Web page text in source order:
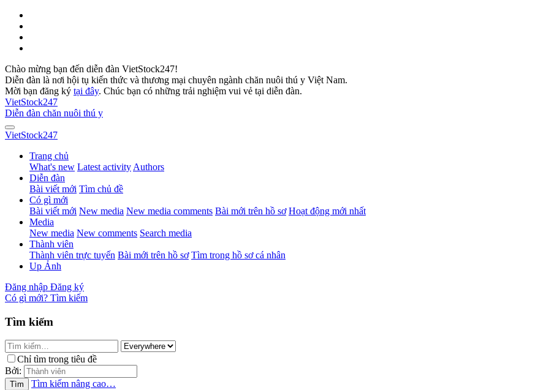
Chào mừng bạn đến diễn đàn VietStock247!
Diễn đàn là nơi hội tụ kiến thức và thương mại chuyên ngành chăn nuôi thú y Việt Nam.
Mời bạn đăng ký tại đây. Chúc bạn có những trải nghiệm vui vẻ tại diễn đàn.
VietStock247
Diễn đàn chăn nuôi thú y
VietStock247
Trang chủ
What's new Latest activity Authors
Diễn đàn
Bài viết mới Tìm chủ đề
Có gì mới
Bài viết mới New media New media comments Bài mới trên hồ sơ Hoạt động mới nhất
Media
New media New comments Search media
Thành viên
Thành viên trực tuyến Bài mới trên hồ sơ Tìm trong hồ sơ cá nhân
Up Ảnh
Đăng nhập Đăng ký
Có gì mới? Tìm kiếm
Tìm kiếm
Chỉ tìm trong tiêu đề
Bởi:
Tìm Tìm kiếm nâng cao…